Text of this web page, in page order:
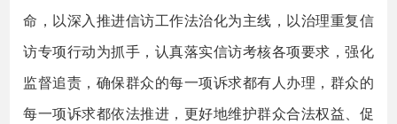
命，以深入推进信访工作法治化为主线，以治理重复信
访专项行动为抓手，认真落实信访考核各项要求，强化
监督追责，确保群众的每一项诉求都有人办理，群众的
每一项诉求都依法推进，更好地维护群众合法权益、促